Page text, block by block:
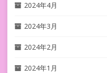
2024年4月
2024年3月
2024年2月
2024年1月